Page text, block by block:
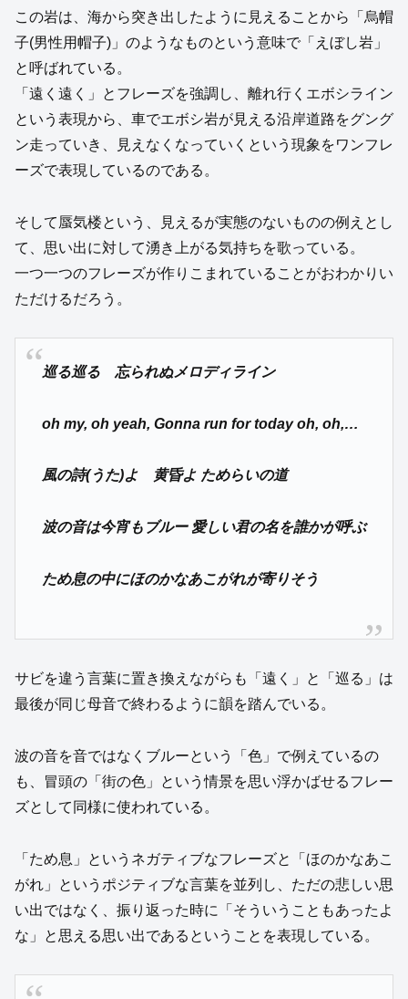
この岩は、海から突き出したように見えることから「烏帽
子(男性用帽子)」のようなものという意味で「えぼし岩」
と呼ばれている。
「遠く遠く」とフレーズを強調し、離れ行くエボシライン
という表現から、車でエボシ岩が見える沿岸道路をグング
ン走っていき、見えなくなっていくという現象をワンフレ
ーズで表現しているのである。
そして蜃気楼という、見えるが実態のないものの例えとし
て、思い出に対して湧き上がる気持ちを歌っている。
一つ一つのフレーズが作りこまれていることがおわかりい
ただけるだろう。
巡る巡る 忘られぬメロディライン
oh my, oh yeah, Gonna run for today oh, oh,…
風の詩(うた)よ 黄昏よ ためらいの道
波の音は今宵もブルー 愛しい君の名を誰かが呼ぶ
ため息の中にほのかなあこがれが寄りそう
サビを違う言葉に置き換えながらも「遠く」と「巡る」は
最後が同じ母音で終わるように韻を踏んでいる。
波の音を音ではなくブルーという「色」で例えているの
も、冒頭の「街の色」という情景を思い浮かばせるフレー
ズとして同様に使われている。
「ため息」というネガティブなフレーズと「ほのかなあこ
がれ」というポジティブな言葉を並列し、ただの悲しい思
い出ではなく、振り返った時に「そういうこともあったよ
な」と思える思い出であるということを表現している。